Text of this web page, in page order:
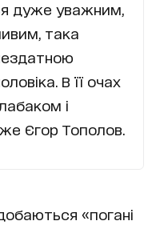
дуже уважним,
така
В її очах
і
Єгор Тополов.
«погані